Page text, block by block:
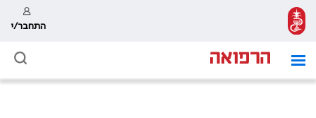
התחבר/י